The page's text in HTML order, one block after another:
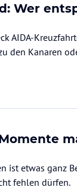
Wer
AIDA-
nach Nordeuropa, durch die
etwas ganz
fehlen dürfen.